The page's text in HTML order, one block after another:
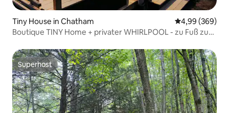
Tiny House in Chatham
4,99 (369)
Boutique TINY Home + privater WHIRLPOOL - zu Fuß zur
Superhost
Superhost